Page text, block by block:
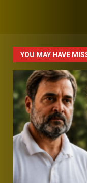
YOU MAY HAVE